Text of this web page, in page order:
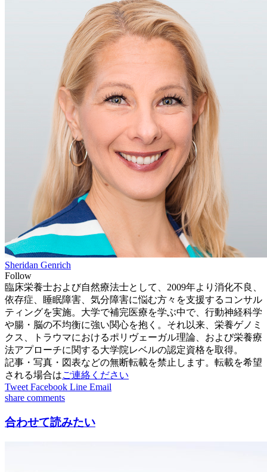
Sheridan Genrich
Follow
臨床栄養士および自然療法士として、2009年より消化不良、
依存症、睡眠障害、気分障害に悩む方々を支援するコンサル
ティングを実施。大学で補完医療を学ぶ中で、行動神経科学
や腸・脳の不均衡に強い関心を抱く。それ以来、栄養ゲノミ
クス、トラウマにおけるポリヴェーガル理論、および栄養療
法アプローチに関する大学院レベルの認定資格を取得。
記事・写真・図表などの無断転載を禁止します。転載を希望
される場合はご連絡ください
Tweet Facebook Line Email
share comments
合わせて読みたい